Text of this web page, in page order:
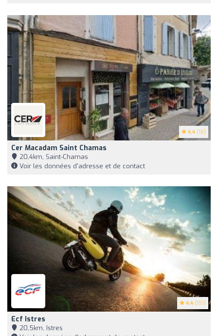
4.4 (16)
Cer Macadam Saint Chamas
20,4km, Saint-Chamas
Voir les données d'adresse et de contact
4.4 (151)
Ecf Istres
20,5km, Istres